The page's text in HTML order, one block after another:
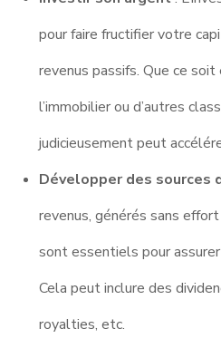
pour faire fructifier votre
revenus passifs. Que ce soit
l’immobilier ou d’autres
judicieusement peut
Développer des sources
revenus, générés sans
sont essentiels pour
Cela peut inclure des
royalties, etc.